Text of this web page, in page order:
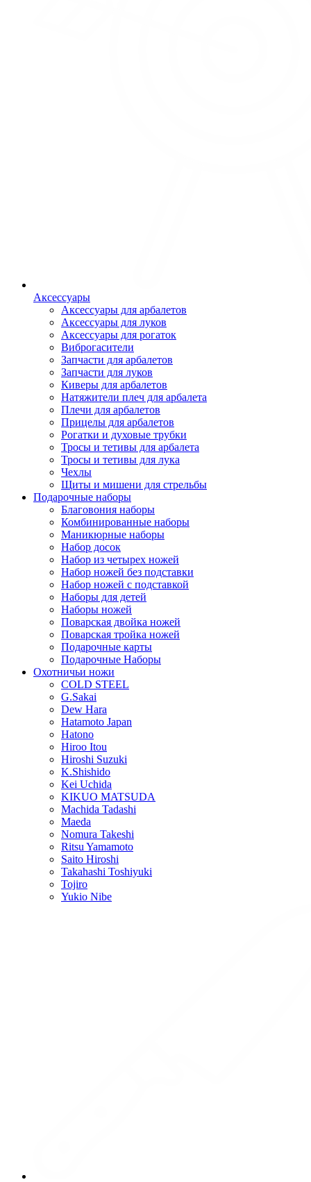
Аксессуары
Аксессуары для арбалетов
Аксессуары для луков
Аксессуары для рогаток
Виброгасители
Запчасти для арбалетов
Запчасти для луков
Киверы для арбалетов
Натяжители плеч для арбалета
Плечи для арбалетов
Прицелы для арбалетов
Рогатки и духовые трубки
Тросы и тетивы для арбалета
Тросы и тетивы для лука
Чехлы
Щиты и мишени для стрельбы
Подарочные наборы
Благовония наборы
Комбинированные наборы
Маникюрные наборы
Набор досок
Набор из четырех ножей
Набор ножей без подставки
Набор ножей с подставкой
Наборы для детей
Наборы ножей
Поварская двойка ножей
Поварская тройка ножей
Подарочные карты
Подарочные Наборы
Охотничьи ножи
COLD STEEL
G.Sakai
Dew Hara
Hatamoto Japan
Hatono
Hiroo Itou
Hiroshi Suzuki
K.Shishido
Kei Uchida
KIKUO MATSUDA
Machida Tadashi
Maeda
Nomura Takeshi
Ritsu Yamamoto
Saito Hiroshi
Takahashi Toshiyuki
Tojiro
Yukio Nibe